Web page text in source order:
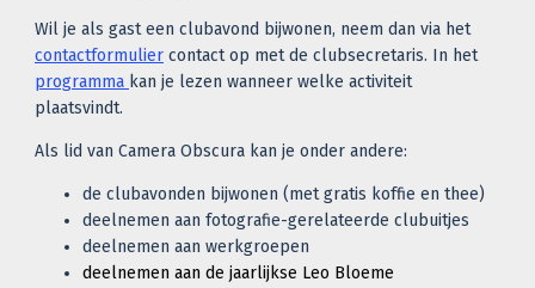
Wil je als gast een clubavond bijwonen, neem dan via het
contactformulier contact op met de clubsecretaris. In het
programma kan je lezen wanneer welke activiteit
plaatsvindt.
Als lid van Camera Obscura kan je onder andere:
de clubavonden bijwonen (met gratis koffie en thee)
deelnemen aan fotografie-gerelateerde clubuitjes
deelnemen aan werkgroepen
deelnemen aan de jaarlijkse Leo Bloeme